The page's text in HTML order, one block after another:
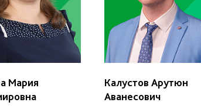
Мария
Калустов Арутюн
Аванесович